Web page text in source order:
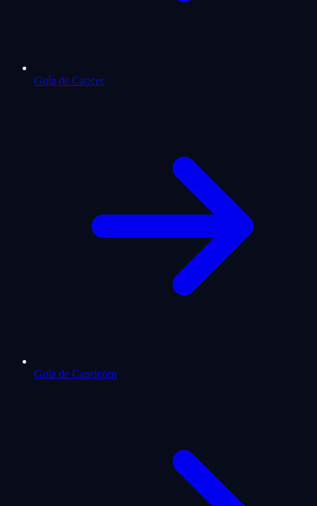
Guía de Cancer
Guía de Capricorn